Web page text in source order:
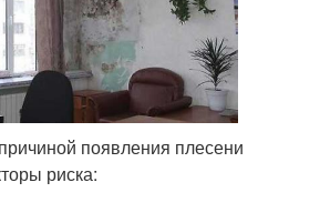
появления плесени
риска: